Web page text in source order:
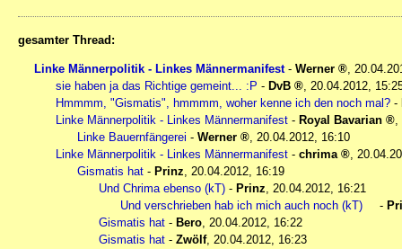
gesamter Thread:
Linke Männerpolitik - Linkes Männermanifest- Werner ,
sie haben ja das Richtige gemeint... :P - DvB , 20.04.2012,
Hmmmm, "Gismatis", hmmmm, woher kenne ich den noch mal? -
Linke Männerpolitik - Linkes Männermanifest - Royal Bavarian
,
Linke Bauernfängerei - Werner , 20.04.2012, 16:10
Linke Männerpolitik - Linkes Männermanifest - chrima ,
Gismatis hat - Prinz, 20.04.2012, 16:19
Und Chrima ebenso (kT) - Prinz, 20.04.2012, 16:21
Und verschrieben hab ich mich auch noch (kT)
-
Gismatis hat - Bero, 20.04.2012, 16:22
Gismatis hat - Zwölf, 20.04.2012, 16:23